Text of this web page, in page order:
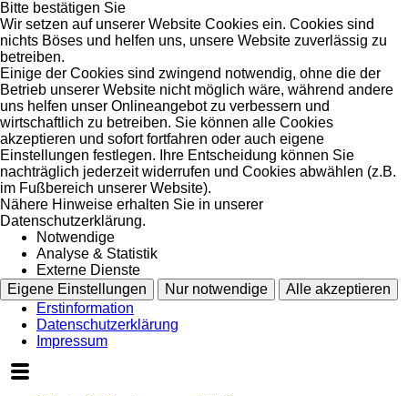
Bitte bestätigen Sie
Wir setzen auf unserer Website Cookies ein. Cookies sind
nichts Böses und helfen uns, unsere Website zuverlässig zu
betreiben.
Einige der Cookies sind zwingend notwendig, ohne die der
Betrieb unserer Website nicht möglich wäre, während andere
uns helfen unser Onlineangebot zu verbessern und
wirtschaftlich zu betreiben. Sie können alle Cookies
akzeptieren und sofort fortfahren oder auch eigene
Einstellungen festlegen. Ihre Entscheidung können Sie
nachträglich jederzeit widerrufen und Cookies abwählen (z.B.
im Fußbereich unserer Website).
Nähere Hinweise erhalten Sie in unserer
Datenschutzerklärung.
Notwendige
Analyse & Statistik
Externe Dienste
Eigene Einstellungen
Nur notwendige
Alle akzeptieren
Erstinformation
Datenschutzerklärung
Impressum